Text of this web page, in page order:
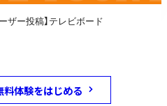
料体験をはじめる
ーザー投稿】テレビボード